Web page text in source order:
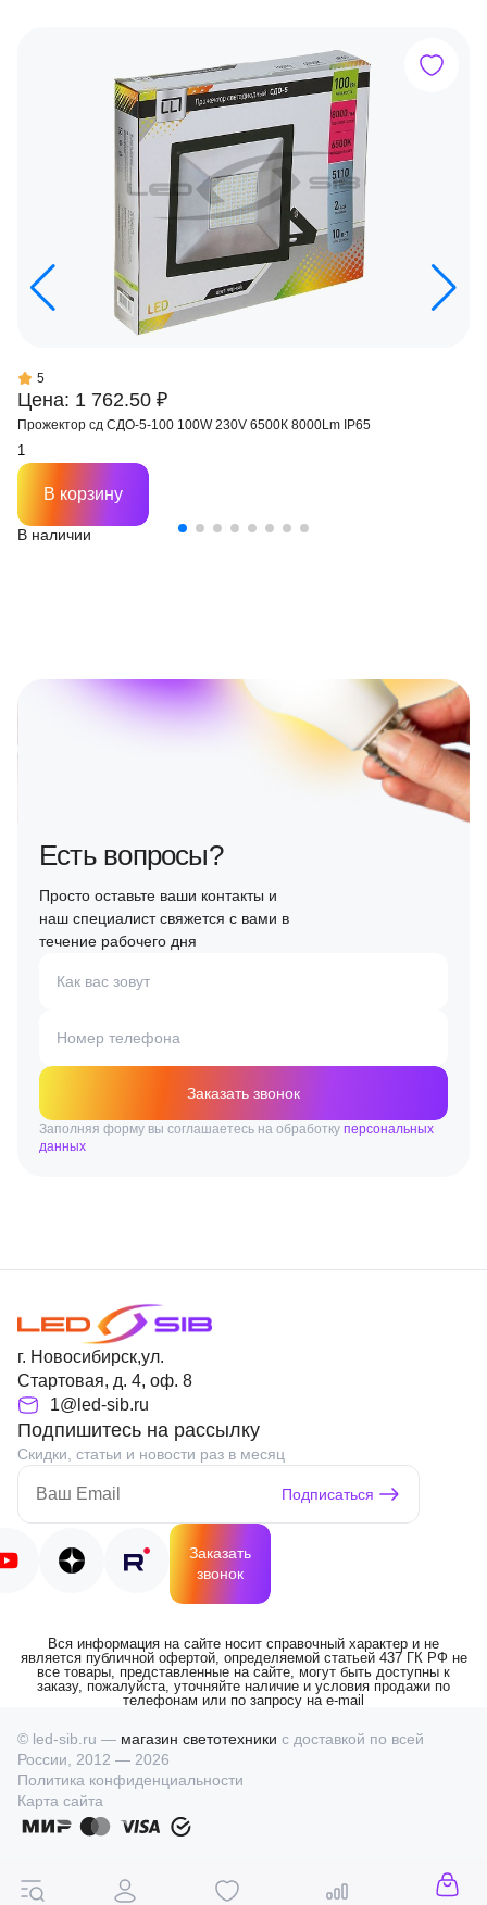
Цена: 1 762.50 ₽
5
Прожектор сд СДО-5-100 100W 230V 6500К 8000Lm IP65
В наличии
В корзину
Есть вопросы?
Просто оставьте ваши контакты и
наш специалист свяжется с вами в
течение рабочего дня
Как вас зовут
Номер телефона
Заказать звонок
Заполняя форму вы соглашаетесь на обработку персональных
данных
г. Новосибирск,ул.
Стартовая, д. 4, оф. 8
1@led-sib.ru
Подпишитесь на рассылку
Скидки, статьи и новости раз в месяц
Подписаться
Заказать
звонок
Вся информация на сайте носит справочный характер и не
является публичной офертой, определяемой статьей 437 ГК РФ не
все товары, представленные на сайте, могут быть доступны к
заказу, пожалуйста, уточняйте наличие и условия продажи по
телефонам или по запросу на e-mail
© led-sib.ru — магазин светотехники с доставкой по всей
России, 2012 — 2026
Политика конфиденциальности
Карта сайта